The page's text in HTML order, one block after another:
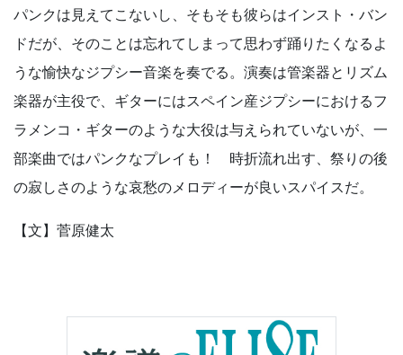
パンクは見えてこないし、そもそも彼らはインスト・バン
ドだが、そのことは忘れてしまって思わず踊りたくなるよ
うな愉快なジプシー音楽を奏でる。演奏は管楽器とリズム
楽器が主役で、ギターにはスペイン産ジプシーにおけるフ
ラメンコ・ギターのような大役は与えられていないが、一
部楽曲ではパンクなプレイも！ 時折流れ出す、祭りの後
の寂しさのような哀愁のメロディーが良いスパイスだ。
【文】菅原健太